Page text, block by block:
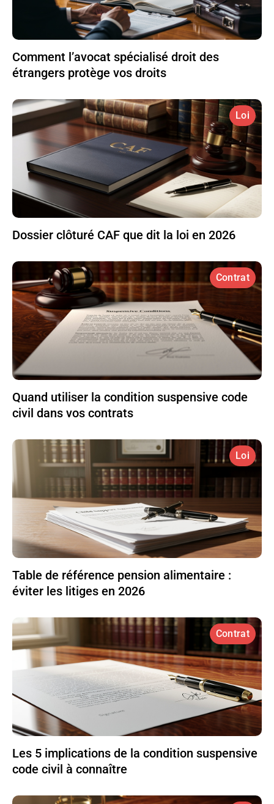
Comment l’avocat spécialisé droit des
étrangers protège vos droits
Loi
Dossier clôturé CAF que dit la loi en 2026
Contrat
Quand utiliser la condition suspensive code
civil dans vos contrats
Loi
Table de référence pension alimentaire :
éviter les litiges en 2026
Contrat
Les 5 implications de la condition suspensive
code civil à connaître